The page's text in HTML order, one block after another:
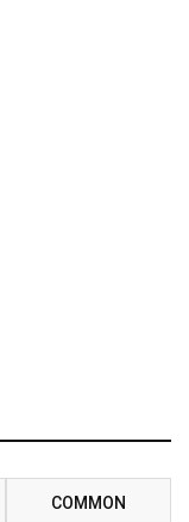
COMMON